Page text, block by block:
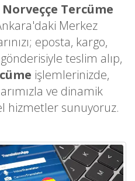
Tercüme
Merkez
eposta, kargo,
teslim alıp,
işlemlerinizde,
ve dinamik
hizmetler sunuyoruz.